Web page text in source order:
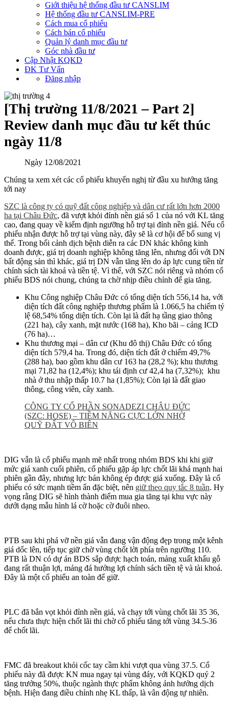
Giới thiệu hệ thống đầu tư CANSLIM
Hệ thống đầu tư CANSLIM-PRE
Cách mua cổ phiếu
Cách bán cổ phiếu
Quản lý danh mục đầu tư
Góc nhà đầu tư
Cập Nhật KQKD
ĐK Tư Vấn
Đăng nhập
[Thị trường 11/8/2021 – Part 2]
Review danh mục đầu tư kết thúc
ngày 11/8
Ngày 12/08/2021
Chúng ta xem xét các cổ phiếu khuyến nghị từ đầu xu hướng tăng
tới nay
SZC là công ty có quỹ đất công nghiệp và dân cư rất lớn hơn 2000
ha tại Châu Đức, đã vượt khỏi đỉnh nền giá số 1 của nó với KL tăng
cao, đang quay về kiểm định ngưỡng hỗ trợ tại đỉnh nền giá. Nếu cổ
phiếu nhận được hỗ trợ tại vùng này, đây sẽ là cơ hội để bổ sung vị
thế. Trong bối cảnh dịch bệnh diễn ra các DN khác không kinh
doanh được, giá trị doanh nghiệp không tăng lên, nhưng đối với DN
bất động sản thì khác, giá trị DN vẫn tăng lên do áp lực cung tiền từ
chính sách tài khoá và tiền tệ. Vì thế, với SZC nói riêng và nhóm cổ
phiếu BDS nói chung, chúng ta chờ nhịp điều chỉnh để gia tăng.
Khu Công nghiệp Châu Đức có tổng diện tích 556,14 ha, với
diện tích đất công nghiệp thương phẩm là 1.066,5 ha chiếm tỷ
lệ 68,54% tổng diện tích. Còn lại là đất hạ tầng giao thông
(221 ha), cây xanh, mặt nước (168 ha), Kho bãi – cảng ICD
(76 ha)…
Khu thương mại – dân cư (Khu đô thị) Châu Đức có tổng
diện tích 579,4 ha. Trong đó, diện tích đất ở chiếm 49,7%
(288 ha), bao gồm khu dân cư 163 ha (28,2 %); khu thương
mại 71,82 ha (12,4%); khu tái định cư 42,4 ha (7,32%); khu
nhà ở thu nhập thấp 10.7 ha (1,85%); Còn lại là đất giao
thông, công viên, cây xanh.
CÔNG TY CỔ PHẦN SONADEZI CHÂU ĐỨC
(SZC: HOSE) – TIỀM NĂNG CỰC LỚN NHỜ
QUỸ ĐẤT VÔ BIÊN
DIG vẫn là cổ phiếu mạnh mẽ nhất trong nhóm BDS khi khi giữ
mức giá xanh cuối phiên, cổ phiếu gặp áp lực chốt lãi khá mạnh hai
phiên gần đây, nhưng lực bán không ép được giá xuống. Đây là cổ
phiếu có sức mạnh tiềm ẩn đặc biệt, nên giữ theo quy tắc 8 tuần. Hy
vọng rằng DIG sẽ hình thành điểm mua gia tăng tại khu vực này
dưới dạng mẫu hình lá cờ hoặc cờ đuôi nheo.
PTB sau khi phá vỡ nền giá vẫn đang vận động đẹp trong một kênh
giá dốc lên, tiếp tục giữ chờ vùng chốt lời phía trên ngưỡng 110.
PTB là DN có dự án BDS sắp được hạch toán, mảng xuất khẩu gỗ
đang rất thuận lợi, mảng đá hưởng lợi chính sách tiền tệ và tài khoá.
Đây là một cổ phiếu an toàn để giữ.
PLC đã bắn vọt khỏi đỉnh nền giá, và chạy tới vùng chốt lãi 35 36,
nếu chưa thực hiện chốt lãi thi chờ cổ phiếu tăng tới vùng 34.5-36
để chốt lãi.
FMC đã breakout khỏi cốc tay cầm khi vượt qua vùng 37.5. Cổ
phiếu này đã được KN mua ngay tại vùng đáy, với KQKD quý 2
tăng trưởng 50%, thuộc ngành thực phẩm không ảnh hưởng dịch
bệnh. Hiện đang điều chỉnh nhẹ KL thấp, là vân động tự nhiên.